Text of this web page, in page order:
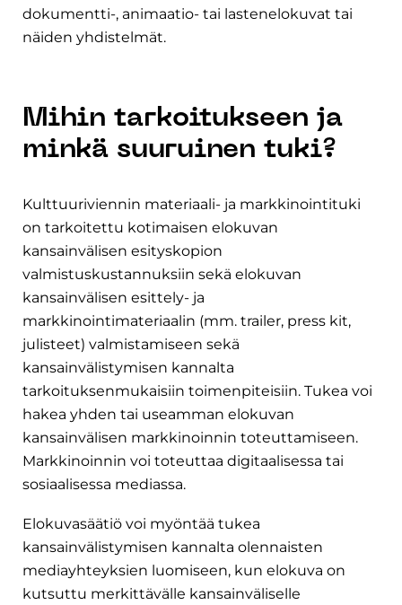
dokumentti-, animaatio- tai lastenelokuvat tai
näiden yhdistelmät.
Mihin tarkoitukseen ja
minkä suuruinen tuki?
Kulttuuriviennin materiaali- ja markkinointituki
on tarkoitettu kotimaisen elokuvan
kansainvälisen esityskopion
valmistuskustannuksiin sekä elokuvan
kansainvälisen esittely- ja
markkinointimateriaalin (mm. trailer, press kit,
julisteet) valmistamiseen sekä
kansainvälistymisen kannalta
tarkoituksenmukaisiin toimenpiteisiin. Tukea voi
hakea yhden tai useamman elokuvan
kansainvälisen markkinoinnin toteuttamiseen.
Markkinoinnin voi toteuttaa digitaalisessa tai
sosiaalisessa mediassa.
Elokuvasäätiö voi myöntää tukea
kansainvälistymisen kannalta olennaisten
mediayhteyksien luomiseen, kun elokuva on
kutsuttu merkittävälle kansainväliselle